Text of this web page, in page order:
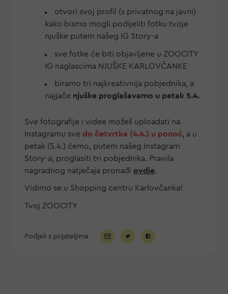
otvori svoj profil (s privatnog na javni)
kako bismo mogli podijeliti fotku tvoje
njuške putem našeg IG Story-a
sve fotke će biti objavljene u ZOOCITY
IG naglascima NJUŠKE KARLOVČANKE
biramo tri najkreativnija pobjednika, a
najjače njuške proglašavamo u petak 5.4.
Sve fotografije i videe možeš uploadati na
Instagramu sve do četvrtka (4.4.) u ponoć, a u
petak (5.4.) ćemo, putem našeg Instagram
Story-a, proglasiti tri pobjednika. Pravila
nagradnog natječaja pronađi ovdje.
Vidimo se u Shopping centru Karlovčanka!
Tvoj ZOOCITY
Podjeli s prijateljima